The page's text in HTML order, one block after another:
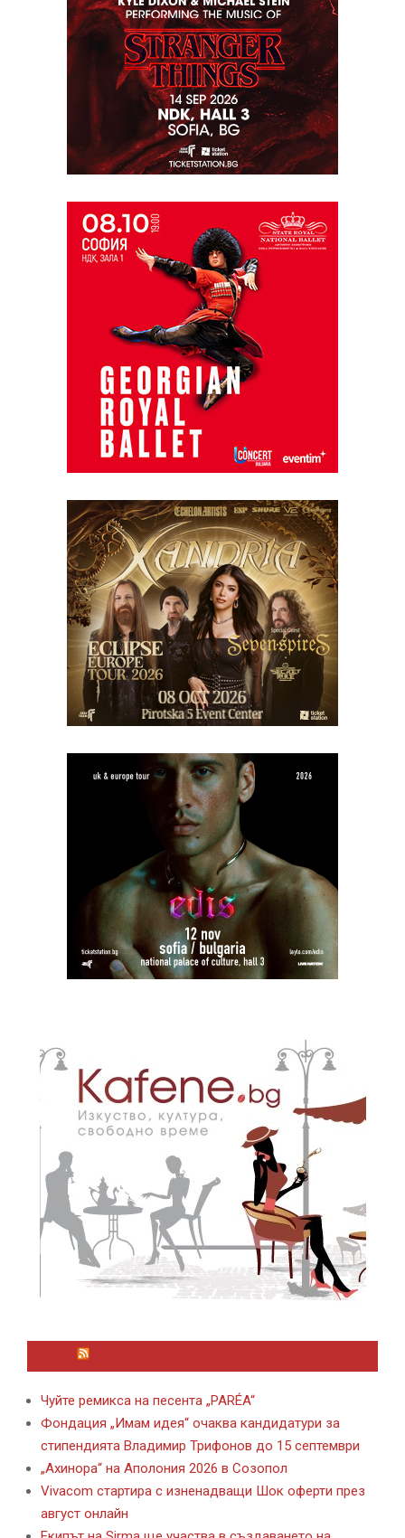
Чуйте ремикса на песента „PARÉA“
Фондация „Имам идея“ очаква кандидатури за
стипендията Владимир Трифонов до 15 септември
„Ахинора“ на Аполония 2026 в Созопол
Vivacom стартира с изненадващи Шок оферти през
август онлайн